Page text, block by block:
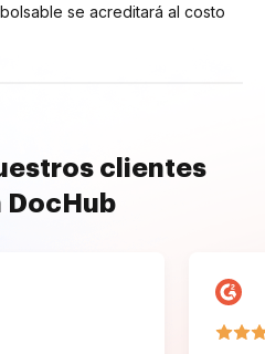
se acreditará al costo
clientes
DocHub